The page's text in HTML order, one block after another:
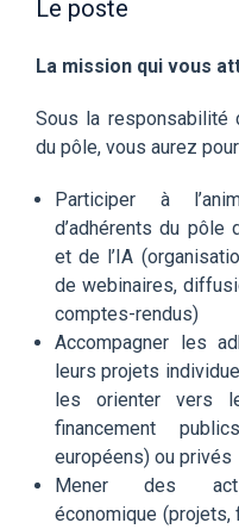
Le poste
La mission qui vous
Sous la responsabilité
du pôle, vous aurez
Participer à
d’adhérents du pôle
et de l’IA
de webinaires,
comptes-rendus)
Accompagner les
leurs projets
les orienter vers
financement
européens) ou privés
Mener des
économique (projets,